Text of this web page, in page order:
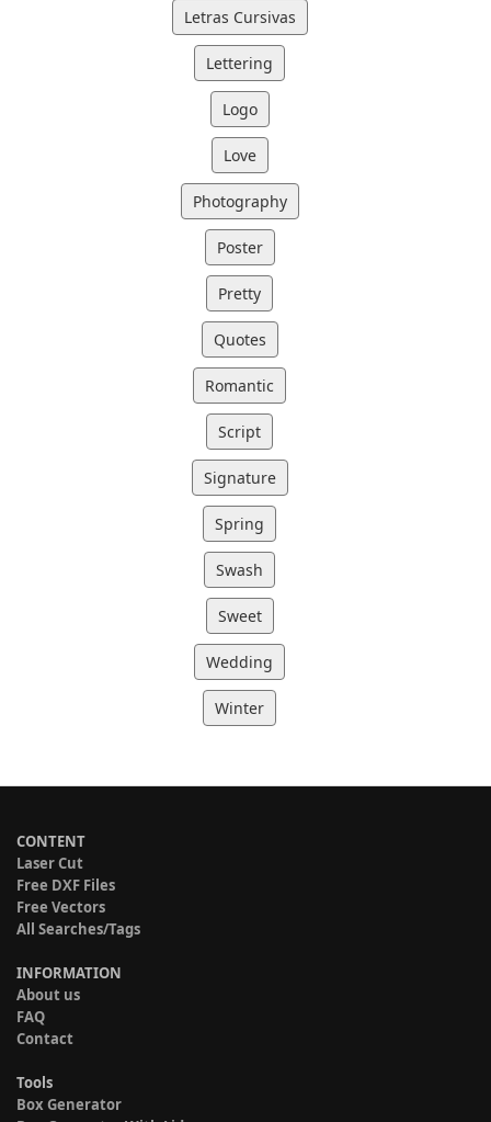
Letras Cursivas
Lettering
Logo
Love
Photography
Poster
Pretty
Quotes
Romantic
Script
Signature
Spring
Swash
Sweet
Wedding
Winter
CONTENT
Laser Cut
Free DXF Files
Free Vectors
All Searches/Tags
INFORMATION
About us
FAQ
Contact
Tools
Box Generator